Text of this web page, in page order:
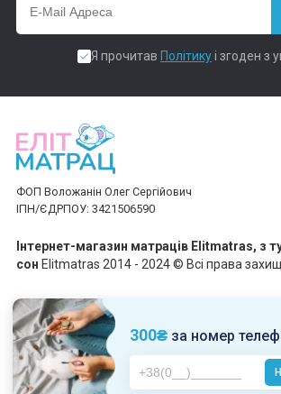
300₴за номер
Я прочитав Політикуі згоден з
ФОП Воложанін Олег Сергійович
ІПН/ЄДРПОУ: 3421506590
Інтернет-магазин матраців Elitmatras, з
сон Elitmatras 2014 - 2024 © Всі права
Приймаємо платежі
Пн-Пт: 10:00 - 19:00